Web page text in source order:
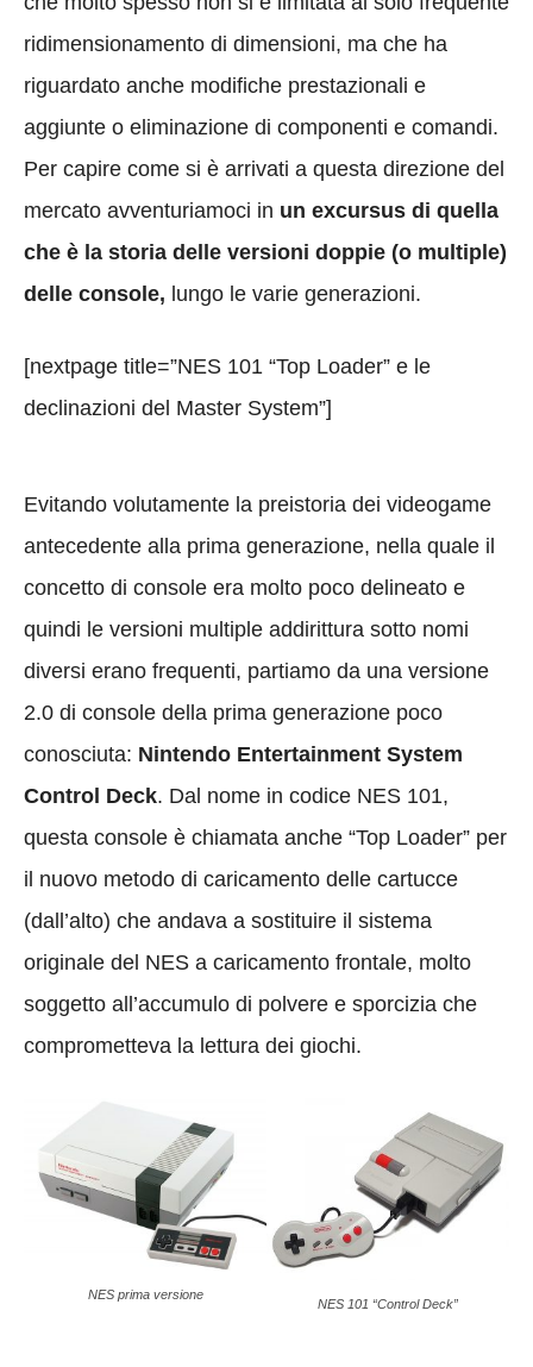
ridimensionamento di dimensioni, ma che ha
riguardato anche modifiche prestazionali e
aggiunte o eliminazione di componenti e comandi.
Per capire come si è arrivati a questa direzione del
mercato avventuriamoci in un excursus di quella
che è la storia delle versioni doppie (o multiple)
delle console, lungo le varie generazioni.
[nextpage title=”NES 101 “Top Loader” e le
declinazioni del Master System”]
Evitando volutamente la preistoria dei videogame
antecedente alla prima generazione, nella quale il
concetto di console era molto poco delineato e
quindi le versioni multiple addirittura sotto nomi
diversi erano frequenti, partiamo da una versione
2.0 di console della prima generazione poco
conosciuta: Nintendo Entertainment System
Control Deck. Dal nome in codice NES 101,
questa console è chiamata anche “Top Loader” per
il nuovo metodo di caricamento delle cartucce
(dall’alto) che andava a sostituire il sistema
originale del NES a caricamento frontale, molto
soggetto all’accumulo di polvere e sporcizia che
comprometteva la lettura dei giochi.
NES prima versione
NES 101 “Control Deck”